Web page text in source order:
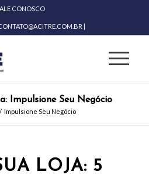
CONOSCO
|
Impulsione Seu Negócio
/ Impulsione Seu Negócio
LOJA: 5